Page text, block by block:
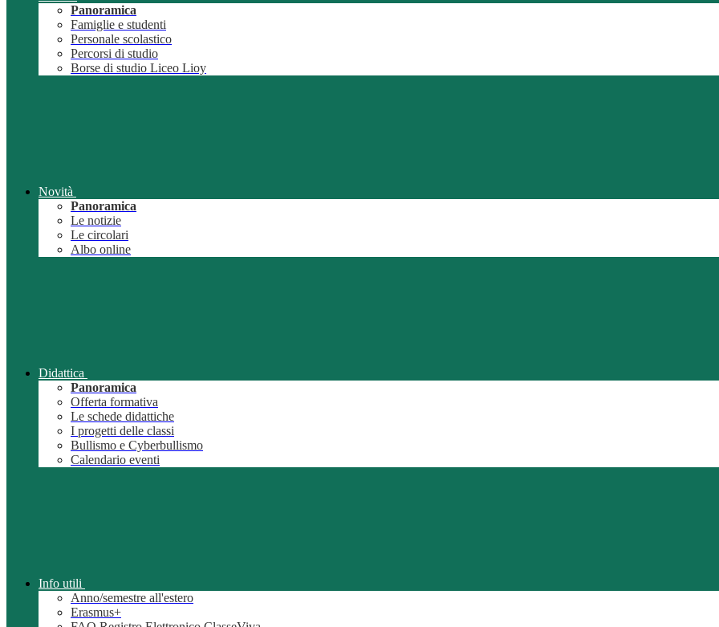
Panoramica
Famiglie e studenti
Personale scolastico
Percorsi di studio
Borse di studio Liceo Lioy
Novità
Panoramica
Le notizie
Le circolari
Albo online
Didattica
Panoramica
Offerta formativa
Le schede didattiche
I progetti delle classi
Bullismo e Cyberbullismo
Calendario eventi
Info utili
Anno/semestre all'estero
Erasmus+